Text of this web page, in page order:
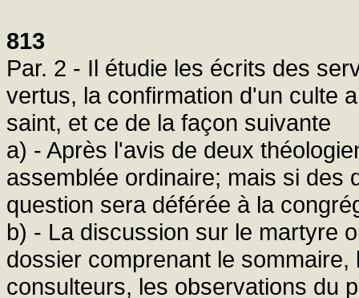
813
Par. 2 - Il étudie les écrits des
vertus, la confirmation d'un culte
saint, et ce de la façon suivante
a) - Après l'avis de deux
assemblée ordinaire; mais si des
question sera déférée à la
b) - La discussion sur le martyre
dossier comprenant le
consulteurs, les observations du